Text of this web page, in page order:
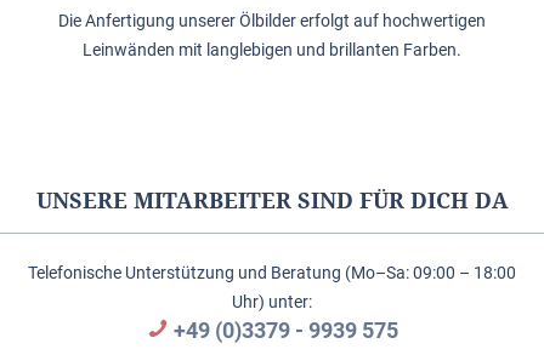
Die Anfertigung unserer Ölbilder erfolgt auf hochwertigen
Leinwänden mit langlebigen und brillanten Farben.
UNSERE MITARBEITER SIND FÜR DICH DA
Telefonische Unterstützung und Beratung (Mo–Sa: 09:00 – 18:00
Uhr) unter:
+49 (0)3379 - 9939 575